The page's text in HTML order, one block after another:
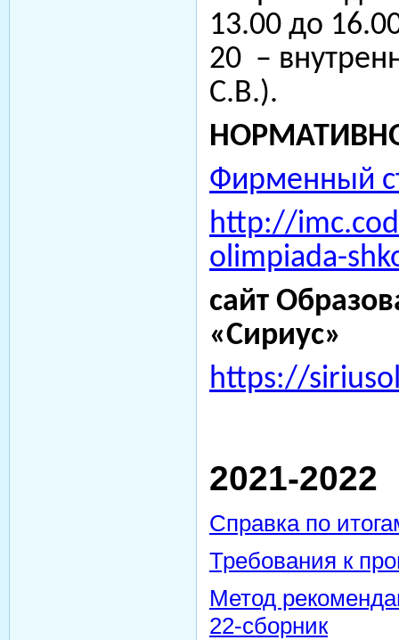
13.00 до
20 –
С.В.).
Фирменный
http://
olimpiada-
сайт
«Сириус»
https://
2021-2022
Справка по
Требования к
Метод
22-сборник